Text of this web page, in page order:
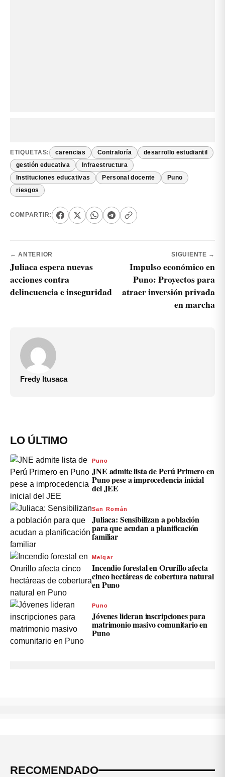
ETIQUETAS: carencias Contraloría desarrollo estudiantil
gestión educativa Infraestructura
Instituciones educativas Personal docente Puno
riesgos
COMPARTIR:
← ANTERIOR
Juliaca espera nuevas
acciones contra
delincuencia e inseguridad
SIGUIENTE →
Impulso económico en
Puno: Proyectos para
atraer inversión privada
en marcha
Fredy Itusaca
LO ÚLTIMO
Puno
JNE admite lista de Perú Primero en
Puno pese a improcedencia inicial
del JEE
San Román
Juliaca: Sensibilizan a población
para que acudan a planificación
familiar
Melgar
Incendio forestal en Orurillo afecta
cinco hectáreas de cobertura natural
en Puno
Puno
Jóvenes lideran inscripciones para
matrimonio masivo comunitario en
Puno
RECOMENDADO